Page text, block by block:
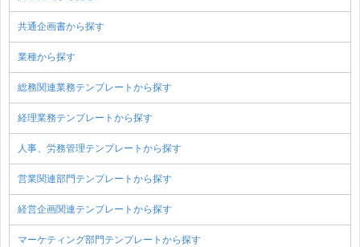
共通企画書から探す
業種から探す
総務関連業務テンプレートから探す
経理業務テンプレートから探す
人事、労務管理テンプレートから探す
営業関連部門テンプレートから探す
経営企画関連テンプレートから探す
マーケティング部門テンプレートから探す